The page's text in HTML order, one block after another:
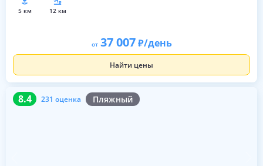
5 км 12 км
от 37 007 /день
Найти цены
8.4 231 оценка Пляжный
8.4 231 оценка